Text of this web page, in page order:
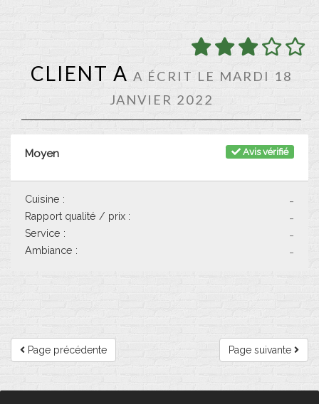
CLIENT A A ÉCRIT LE MARDI 18
JANVIER 2022
Avis vérifié
Moyen
-
Cuisine :
-
Rapport qualité / prix :
-
Service :
-
Ambiance :
Page suivante
Page précédente